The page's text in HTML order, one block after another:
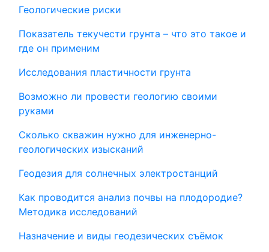
Геологические риски
Показатель текучести грунта – что это такое и
где он применим
Исследования пластичности грунта
Возможно ли провести геологию своими
руками
Сколько скважин нужно для инженерно-
геологических изысканий
Геодезия для солнечных электростанций
Как проводится анализ почвы на плодородие?
Методика исследований
Назначение и виды геодезических съёмок